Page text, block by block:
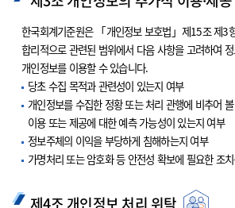
한국회계기준원은 「개인정보 보호법」제15조 제3
합리적으로 관련된 범위에서 다음 사항을 고려하여 정
개인정보를 이용할 수 있습니다.
당초 수집 목적과 관련성이 있는지 여부
개인정보를 수집한 정황 또는 처리 관행에 비추어
이용 또는 제공에 대한 예측 가능성이 있는지 여부
정보주체의 이익을 부당하게 침해하는지 여부
가명처리 또는 암호화 등 안전성 확보에 필요한 조